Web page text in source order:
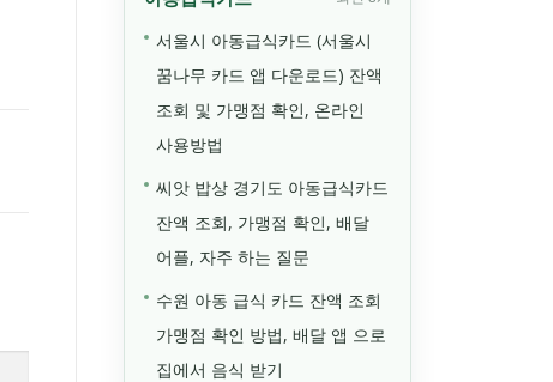
서울시 아동급식카드 (서울시
꿈나무 카드 앱 다운로드) 잔액
조회 및 가맹점 확인, 온라인
사용방법
씨앗 밥상 경기도 아동급식카드
잔액 조회, 가맹점 확인, 배달
어플, 자주 하는 질문
수원 아동 급식 카드 잔액 조회
가맹점 확인 방법, 배달 앱 으로
집에서 음식 받기